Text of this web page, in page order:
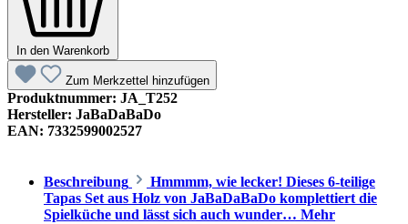
In den Warenkorb
Zum Merkzettel hinzufügen
Produktnummer: JA_T252
Hersteller: JaBaDaBaDo
EAN: 7332599002527
Beschreibung
Hmmmm, wie lecker! Dieses 6-teilige
Tapas Set aus Holz von JaBaDaBaDo komplettiert die
Spielküche und lässt sich auch wunder… Mehr